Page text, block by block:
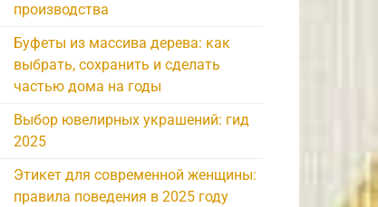
производства
Буфеты из массива дерева: как
выбрать, сохранить и сделать
частью дома на годы
Выбор ювелирных украшений: гид
2025
Этикет для современной женщины:
правила поведения в 2025 году